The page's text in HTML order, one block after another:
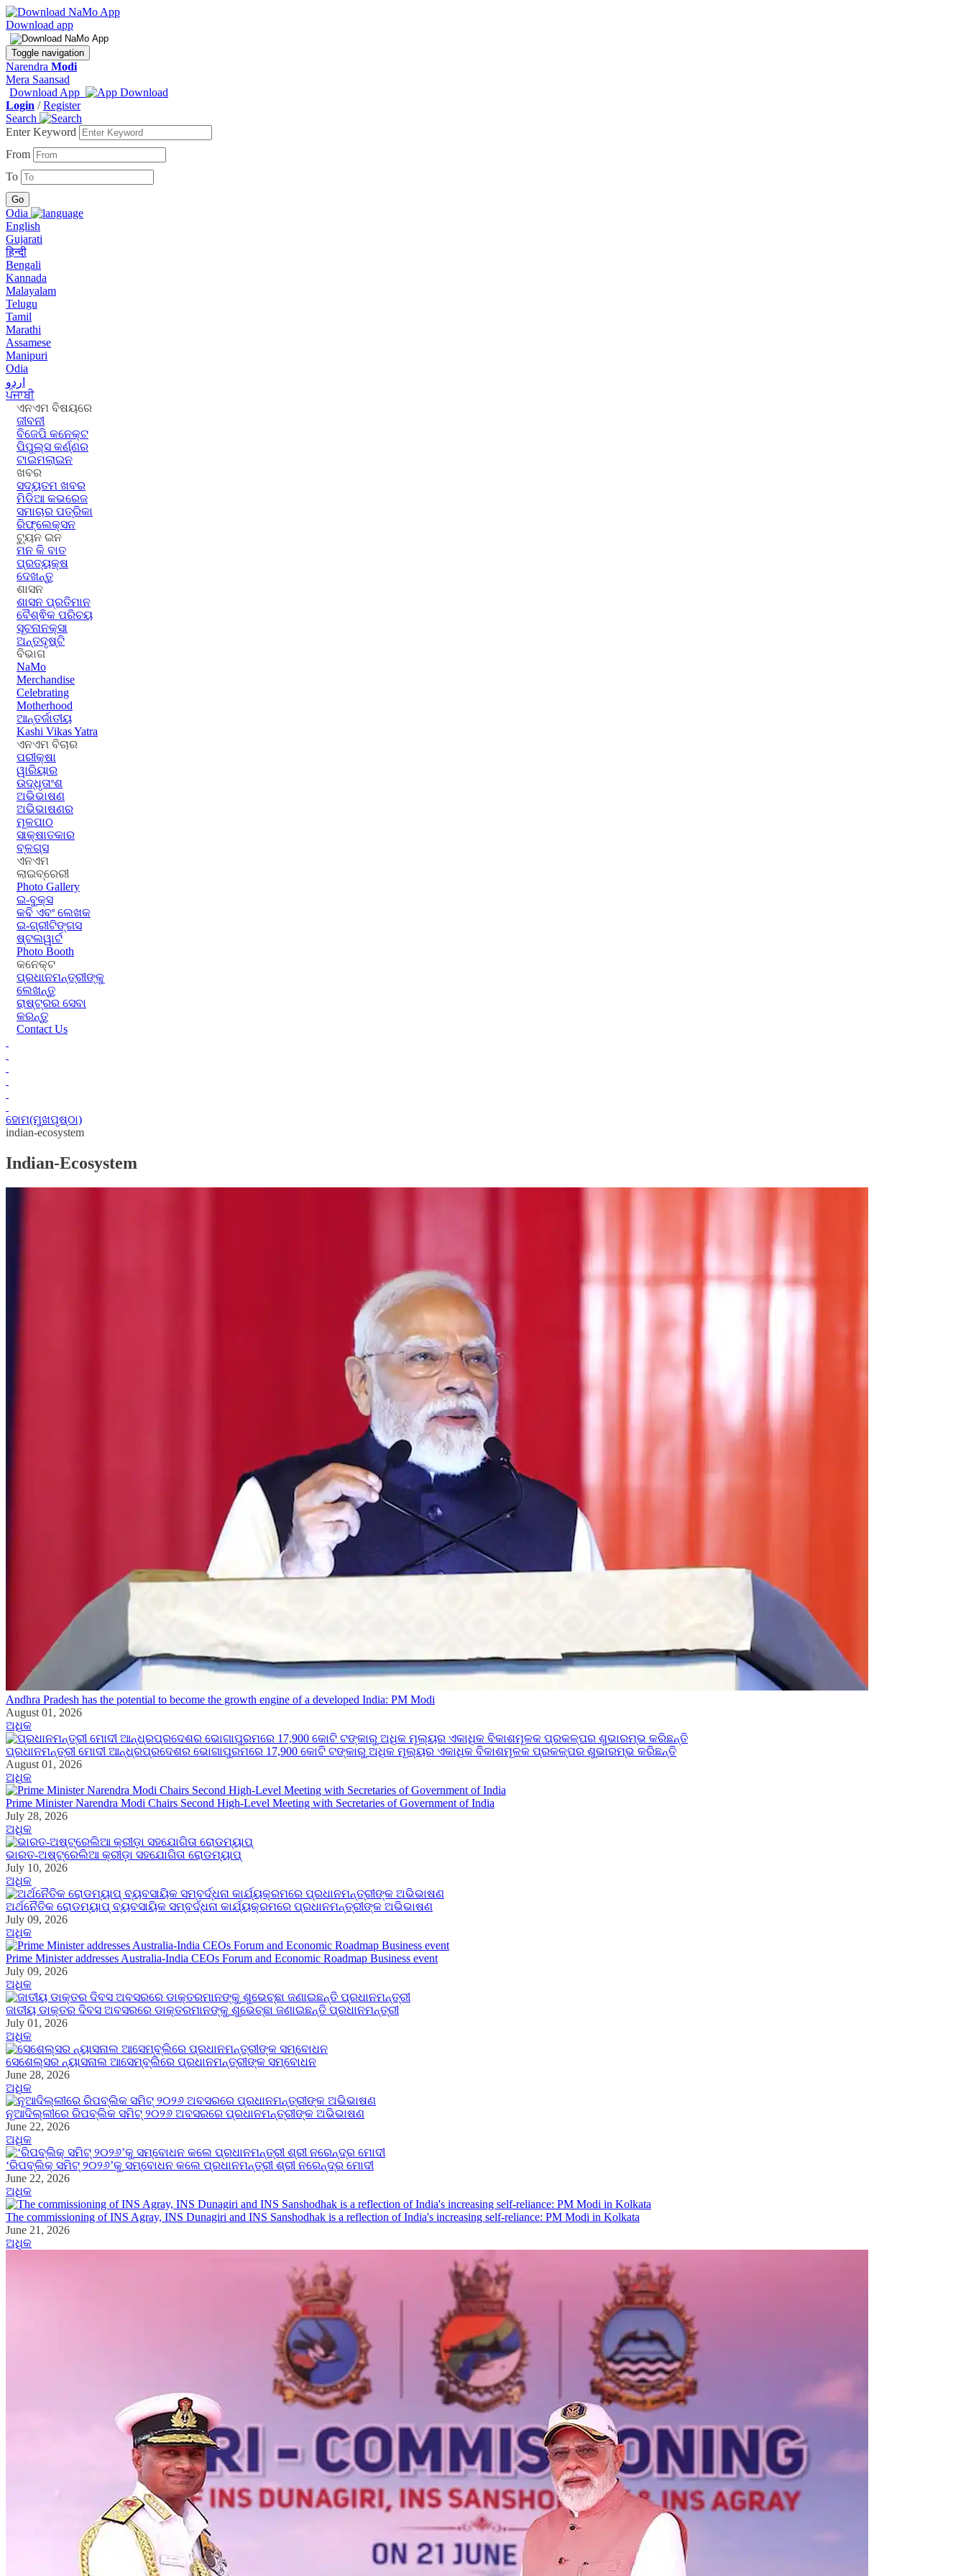
Download app
Toggle navigation
Narendra Modi
Mera Saansad
Download App
Login /Register
Search
Enter Keyword
From
To
Odia
English
Gujarati
हिन्दी
Bengali
Kannada
Malayalam
Telugu
Tamil
Marathi
Assamese
Manipuri
Odia
اردو
ਪੰਜਾਬੀ
ଏନଏମ ବିଷୟରେ
ଜୀବନୀ
ବିଜେପି କନେକ୍ଟ
ପିପୁଲ୍ସ କର୍ଣ୍ଣର
ଟାଇମଲାଇନ
ଖବର
ସଦ୍ୟତମ ଖବର
ମିଡିଆ କଭରେଜ
ସମାଚାର ପତ୍ରିକା
ରିଫ୍ଲେକ୍ସନ
ଟ୍ୟୁନ ଇନ
ମନ କି ବାତ
ପ୍ରତ୍ୟକ୍ଷ
ଦେଖନ୍ତୁ
ଶାସନ
ଶାସନ ପ୍ରତିମାନ
ବୈଶ୍ଵିକ ପରିଚୟ
ସୂଚନାନକ୍ସା
ଅନ୍ତଦୃଷ୍ଟି
ବିଭାଗ
NaMo
Merchandise
Celebrating
Motherhood
ଆନ୍ତର୍ଜାତୀୟ
Kashi Vikas Yatra
ଏନଏମ ବିଚାର
ପରୀକ୍ଷା
ୱାରିୟାର
ଉଦ୍ଧୃତାଂଶ
ଅଭିଭାଷଣ
ଅଭିଭାଷଣର
ମୂଳପାଠ
ସାକ୍ଷାତକାର
ବ୍ଳଗ୍ସ
ଏନଏମ
ଲାଇବ୍ରେରୀ
Photo Gallery
ଇ-ବୁକ୍ସ
କବି ଏବଂ ଲେଖକ
ଇ-ଗ୍ରୀଟିଙ୍ଗସ
ଷ୍ଟଲୱାର୍ଟ
Photo Booth
କନେକ୍ଟ
ପ୍ରଧାନମନ୍ତ୍ରୀଙ୍କୁ
ଲେଖନ୍ତୁ
ରାଷ୍ଟ୍ରର ସେବା
କରନ୍ତୁ
Contact Us
ହୋମ(ମୁଖପୃଷ୍ଠା)
indian-ecosystem
Indian-Ecosystem
Andhra Pradesh has the potential to become the growth engine of a developed India: PM Modi
August 01, 2026
ଅଧିକ
ପ୍ରଧାନମନ୍ତ୍ରୀ ମୋଦୀ ଆନ୍ଧ୍ରପ୍ରଦେଶର ଭୋଗାପୁରମରେ 17,900 କୋଟି ଟଙ୍କାରୁ ଅଧିକ ମୂଲ୍ୟର ଏକାଧିକ ବିକାଶମୂଳକ ପ୍ରକଳ୍ପର ଶୁଭାରମ୍ଭ କରିଛନ୍ତି
August 01, 2026
ଅଧିକ
Prime Minister Narendra Modi Chairs Second High-Level Meeting with Secretaries of Government of India
July 28, 2026
ଅଧିକ
ଭାରତ-ଅଷ୍ଟ୍ରେଲିଆ କ୍ରୀଡ଼ା ସହଯୋଗିତା ରୋଡମ୍ୟାପ୍
July 10, 2026
ଅଧିକ
ଅର୍ଥନୈତିକ ରୋଡମ୍ୟାପ୍ ବ୍ୟବସାୟିକ ସମ୍ବର୍ଦ୍ଧନା କାର୍ଯ୍ୟକ୍ରମରେ ପ୍ରଧାନମନ୍ତ୍ରୀଙ୍କ ଅଭିଭାଷଣ
July 09, 2026
ଅଧିକ
Prime Minister addresses Australia-India CEOs Forum and Economic Roadmap Business event
July 09, 2026
ଅଧିକ
ଜାତୀୟ ଡାକ୍ତର ଦିବସ ଅବସରରେ ଡାକ୍ତରମାନଙ୍କୁ ଶୁଭେଚ୍ଛା ଜଣାଇଛନ୍ତି ପ୍ରଧାନମନ୍ତ୍ରୀ
July 01, 2026
ଅଧିକ
ସେଶେଲ୍ସର ନ୍ୟାସନାଲ ଆସେମ୍‍ବ୍ଲିରେ ପ୍ରଧାନମନ୍ତ୍ରୀଙ୍କ ସମ୍ବୋଧନ
June 28, 2026
ଅଧିକ
ନୂଆଦିଲ୍ଲୀରେ ରିପବ୍ଲିକ ସମିଟ୍ ୨୦୨୬ ଅବସରରେ ପ୍ରଧାନମନ୍ତ୍ରୀଙ୍କ ଅଭିଭାଷଣ
June 22, 2026
ଅଧିକ
‘ରିପବ୍ଲିକ୍‌ ସମିଟ୍‌ ୨୦୨୬’କୁ ସମ୍ବୋଧନ କଲେ ପ୍ରଧାନମନ୍ତ୍ରୀ ଶ୍ରୀ ନରେନ୍ଦ୍ର ମୋଦୀ
June 22, 2026
ଅଧିକ
The commissioning of INS Agray, INS Dunagiri and INS Sanshodhak is a reflection of India's increasing self-reliance: PM Modi in Kolkata
June 21, 2026
ଅଧିକ